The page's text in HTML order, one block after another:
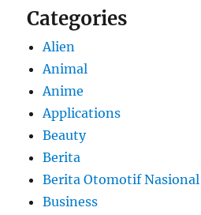
Categories
Alien
Animal
Anime
Applications
Beauty
Berita
Berita Otomotif Nasional
Business